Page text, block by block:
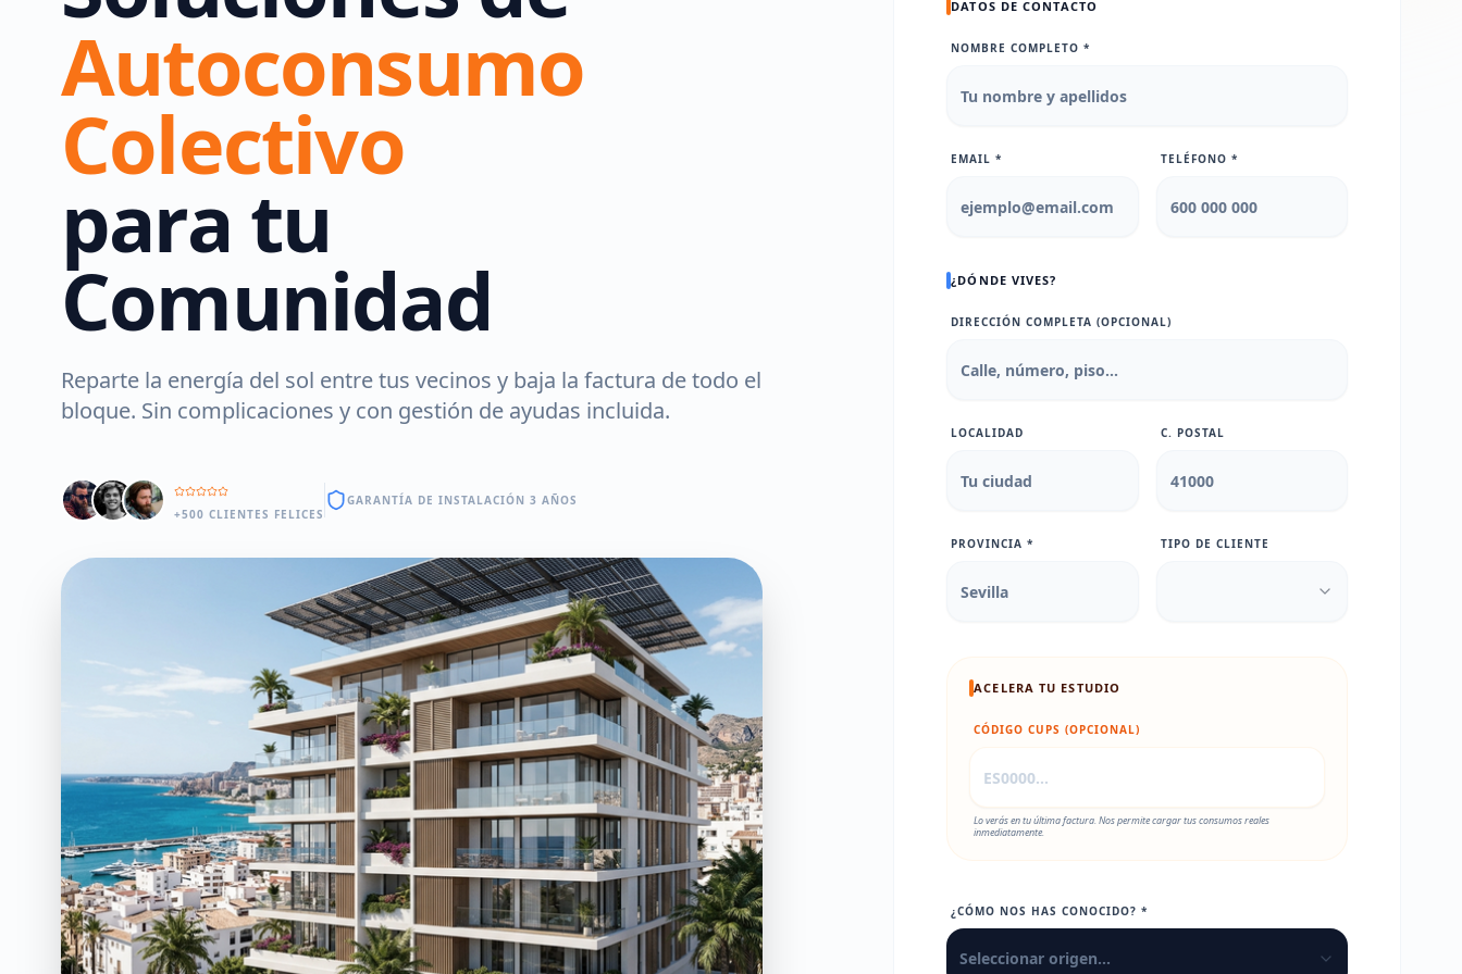
Autoconsumo
Colectivo
para tu
Comunidad
Reparte la energía del sol entre tus vecinos y baja la factura de todo el
bloque. Sin complicaciones y con gestión de ayudas incluida.
+500 CLIENTES FELICES
GARANTÍA DE INSTALACIÓN 3 AÑOS
DATOS DE CONTACTO
NOMBRE COMPLETO *
EMAIL * TELÉFONO *
¿DÓNDE VIVES?
DIRECCIÓN COMPLETA (OPCIONAL)
LOCALIDAD C. POSTAL
PROVINCIA * TIPO DE CLIENTE
ACELERA TU ESTUDIO
CÓDIGO CUPS (OPCIONAL)
Lo verás en tu última factura. Nos permite cargar tus consumos reales
inmediatamente.
¿CÓMO NOS HAS CONOCIDO? *
Seleccionar origen...